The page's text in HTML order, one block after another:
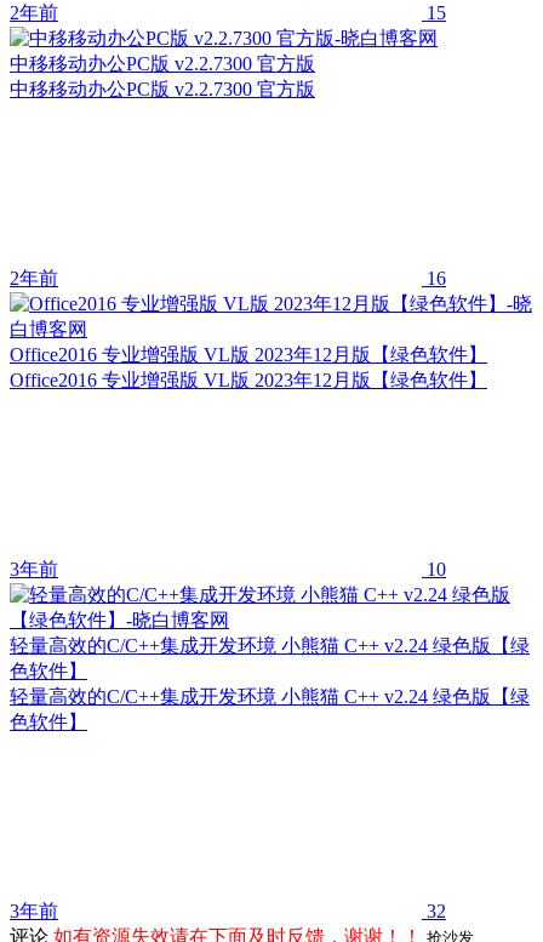
2年前 15
中移移动办公PC版 v2.2.7300 官方版
中移移动办公PC版 v2.2.7300 官方版
2年前 16
Office2016 专业增强版 VL版 2023年12月版【绿色软件】
Office2016 专业增强版 VL版 2023年12月版【绿色软件】
3年前 10
轻量高效的C/C++集成开发环境 小熊猫 C++ v2.24 绿色版【绿
色软件】
轻量高效的C/C++集成开发环境 小熊猫 C++ v2.24 绿色版【绿
色软件】
3年前
32
评论 如有资源失效请在下面及时反馈，谢谢！！ 抢沙发